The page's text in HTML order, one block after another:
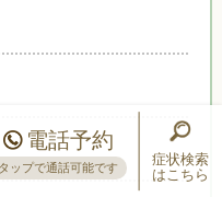
電話予約
タップで通話可能です
症状検索
はこちら